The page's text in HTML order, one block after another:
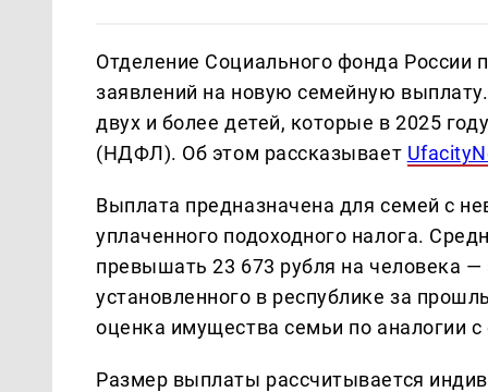
Отделение Социального фонда России
заявлений на новую семейную
двух и более детей, которые в 2025
(НДФЛ). Об этом рассказывает
Выплата предназначена для семей с
уплаченного подоходного налога.
превышать 23 673 рубля на человека
установленного в республике за
оценка имущества семьи по аналогии
Размер выплаты рассчитывается